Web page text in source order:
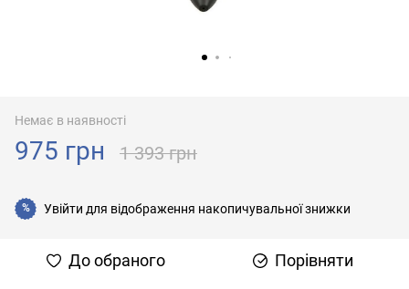
Немає в наявності
975 грн 1 393 грн
% Увійти для відображення накопичувальної знижки
До обраного Порівняти